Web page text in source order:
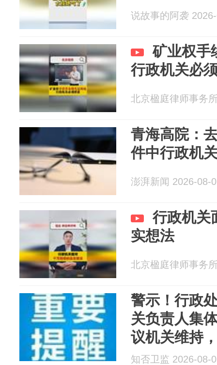
说故事的阿袭
矿业权手
行政机关必
北京楹庭律师事务
青海高院：
件中行政机
澎湃新闻 2026-08-
行政机关
实想法
北京楹庭律师事务
警示！行政
关负责人集
议机关维持
被追究法律
知否卫监 2026-08-